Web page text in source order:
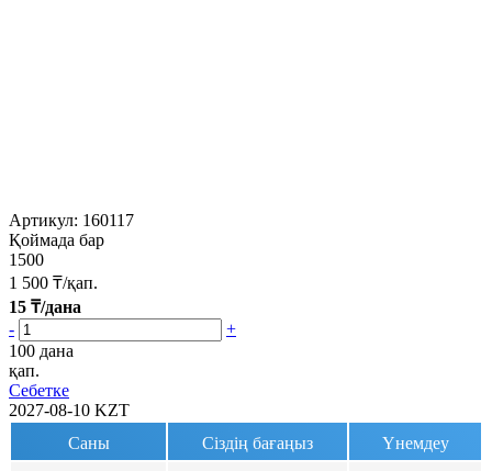
Артикул: 160117
Қоймада бар
1500
1 500 ₸/қап.
15 ₸/дана
-
+
100 дана
қап.
Себетке
2027-08-10 KZT
Саны
Сіздің бағаңыз Үнемдеу